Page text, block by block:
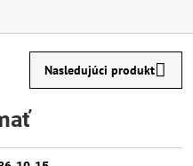
Nasledujúci produkt